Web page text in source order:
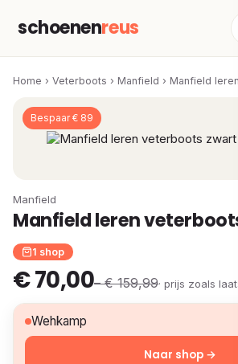
schoenenreus
Home › Veterboots › Manfield › Manfield
Bespaar € 89
Manfield
Manfield leren
1 shop
€ 70,00– € 159,99· prijs zoals
Wehkamp
Naar shop →